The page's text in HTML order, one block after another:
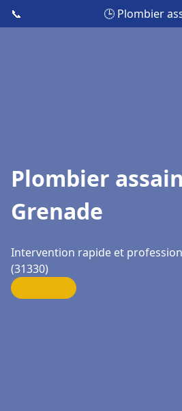
📞 🕒 Plombier
Plombier
Grenade
Intervention rapide et
(31330)